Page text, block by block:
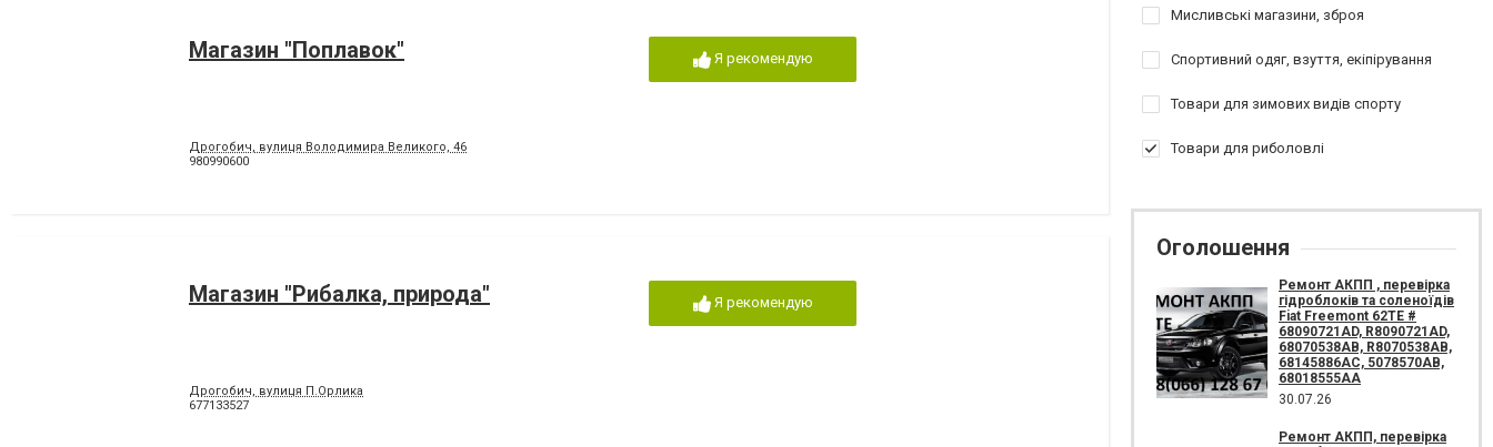
Магазин "Поплавок"
Дрогобич, вулиця Володимира Великого, 46
980990600
Я рекомендую
Магазин "Рибалка, природа"
Дрогобич, вулиця П.Орлика
677133527
Я рекомендую
Мисливські магазини, зброя
Спортивний одяг, взуття, екіпірування
Товари для зимових видів спорту
Товари для риболовлі
Оголошення
Ремонт АКПП , перевірка
гідроблоків та соленоїдів
Fiat Freemont 62TE #
68090721AD, R8090721AD,
68070538AB, R8070538AB,
68145886AC, 5078570AB,
68018555AA
30.07.26
Ремонт АКПП, перевірка